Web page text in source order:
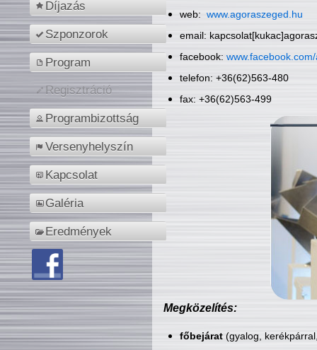
Díjazás
Szponzorok
Program
Regisztráció
Programbizottság
Versenyhelyszín
Kapcsolat
Galéria
Eredmények
web: www.agoraszeged.hu
email:
facebook:
telefon: +36(62)563-480
fax: +36(62)563-499
Megközelítés:
főbejárat(gyalog,